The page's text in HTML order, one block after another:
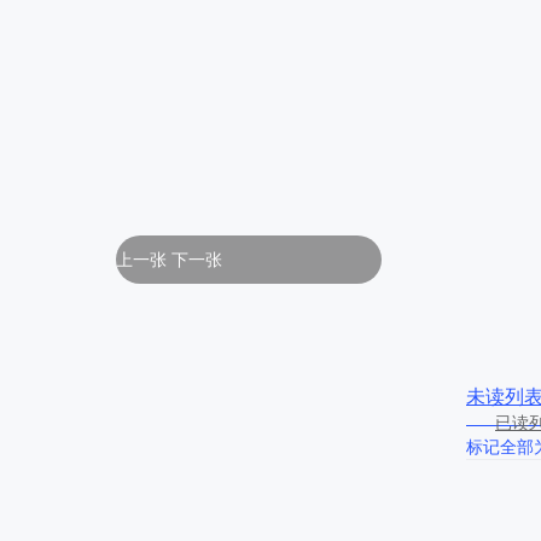
上一张 下一张
未读列表
已读
标记全部